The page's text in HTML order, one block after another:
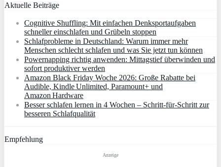
Aktuelle Beiträge
Cognitive Shuffling: Mit einfachen Denksportaufgaben
schneller einschlafen und Grübeln stoppen
Schlafprobleme in Deutschland: Warum immer mehr
Menschen schlecht schlafen und was Sie jetzt tun können
Powernapping richtig anwenden: Mittagstief überwinden und
sofort produktiver werden
Amazon Black Friday Woche 2026: Große Rabatte bei
Audible, Kindle Unlimited, Paramount+ und
Amazon Hardware
Besser schlafen lernen in 4 Wochen – Schritt‑für‑Schritt zur
besseren Schlafqualität
Empfehlung
Anzeige